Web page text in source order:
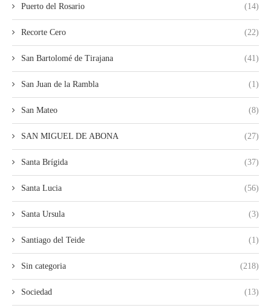
Puerto del Rosario (14)
Recorte Cero (22)
San Bartolomé de Tirajana (41)
San Juan de la Rambla (1)
San Mateo (8)
SAN MIGUEL DE ABONA (27)
Santa Brígida (37)
Santa Lucia (56)
Santa Ursula (3)
Santiago del Teide (1)
Sin categoria (218)
Sociedad (13)